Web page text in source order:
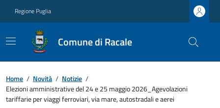
Regione Puglia
Comune di Racale
Home / Novità / Notizie /
Elezioni amministrative del 24 e 25 maggio 2026_Agevolazioni
tariffarie per viaggi ferroviari, via mare, autostradali e aerei